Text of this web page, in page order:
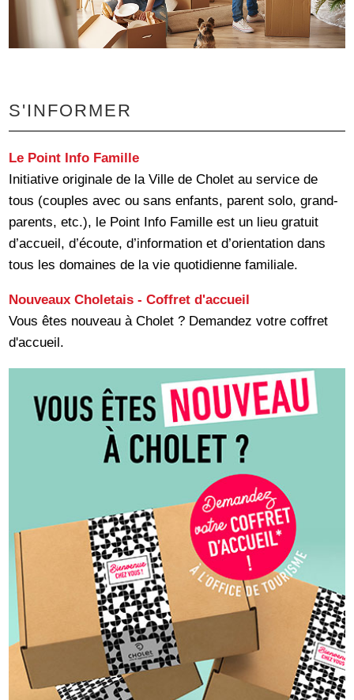
S'INFORMER
Le Point Info Famille
Initiative originale de la Ville de Cholet au service de
tous (couples avec ou sans enfants, parent solo, grand-
parents, etc.), le Point Info Famille est un lieu gratuit
d’accueil, d’écoute, d’information et d’orientation dans
tous les domaines de la vie quotidienne familiale.
Nouveaux Choletais - Coffret d'accueil
Vous êtes nouveau à Cholet ? Demandez votre coffret
d'accueil.